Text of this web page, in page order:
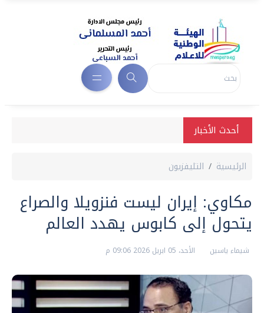
أحدث الأخبار
الرئيسية التليفزيون
مكاوي: إيران ليست فنزويلا والصراع
يتحول إلى كابوس يهدد العالم
شيماء ياسين الأحد، 05 ابريل 2026 09:06 م